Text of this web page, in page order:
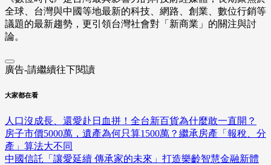
全球、台灣與中國等地最新的科技、網路、創業、數位行銷等
議題的最新趨勢，更引領台灣社會對「新商業」的關注與討
論。
廣告-請繼續往下閱讀
大家都在看
人口沒成長、還愛赴日血拼！全台新百貨為什麼敢一直開？
房子市價5000萬，遺產為何只算1500萬？繼承房產「報稅、分
產」算法大不同
中國信託「讓愛延續 傳承家的未來」打造樂齡智慧金融新體